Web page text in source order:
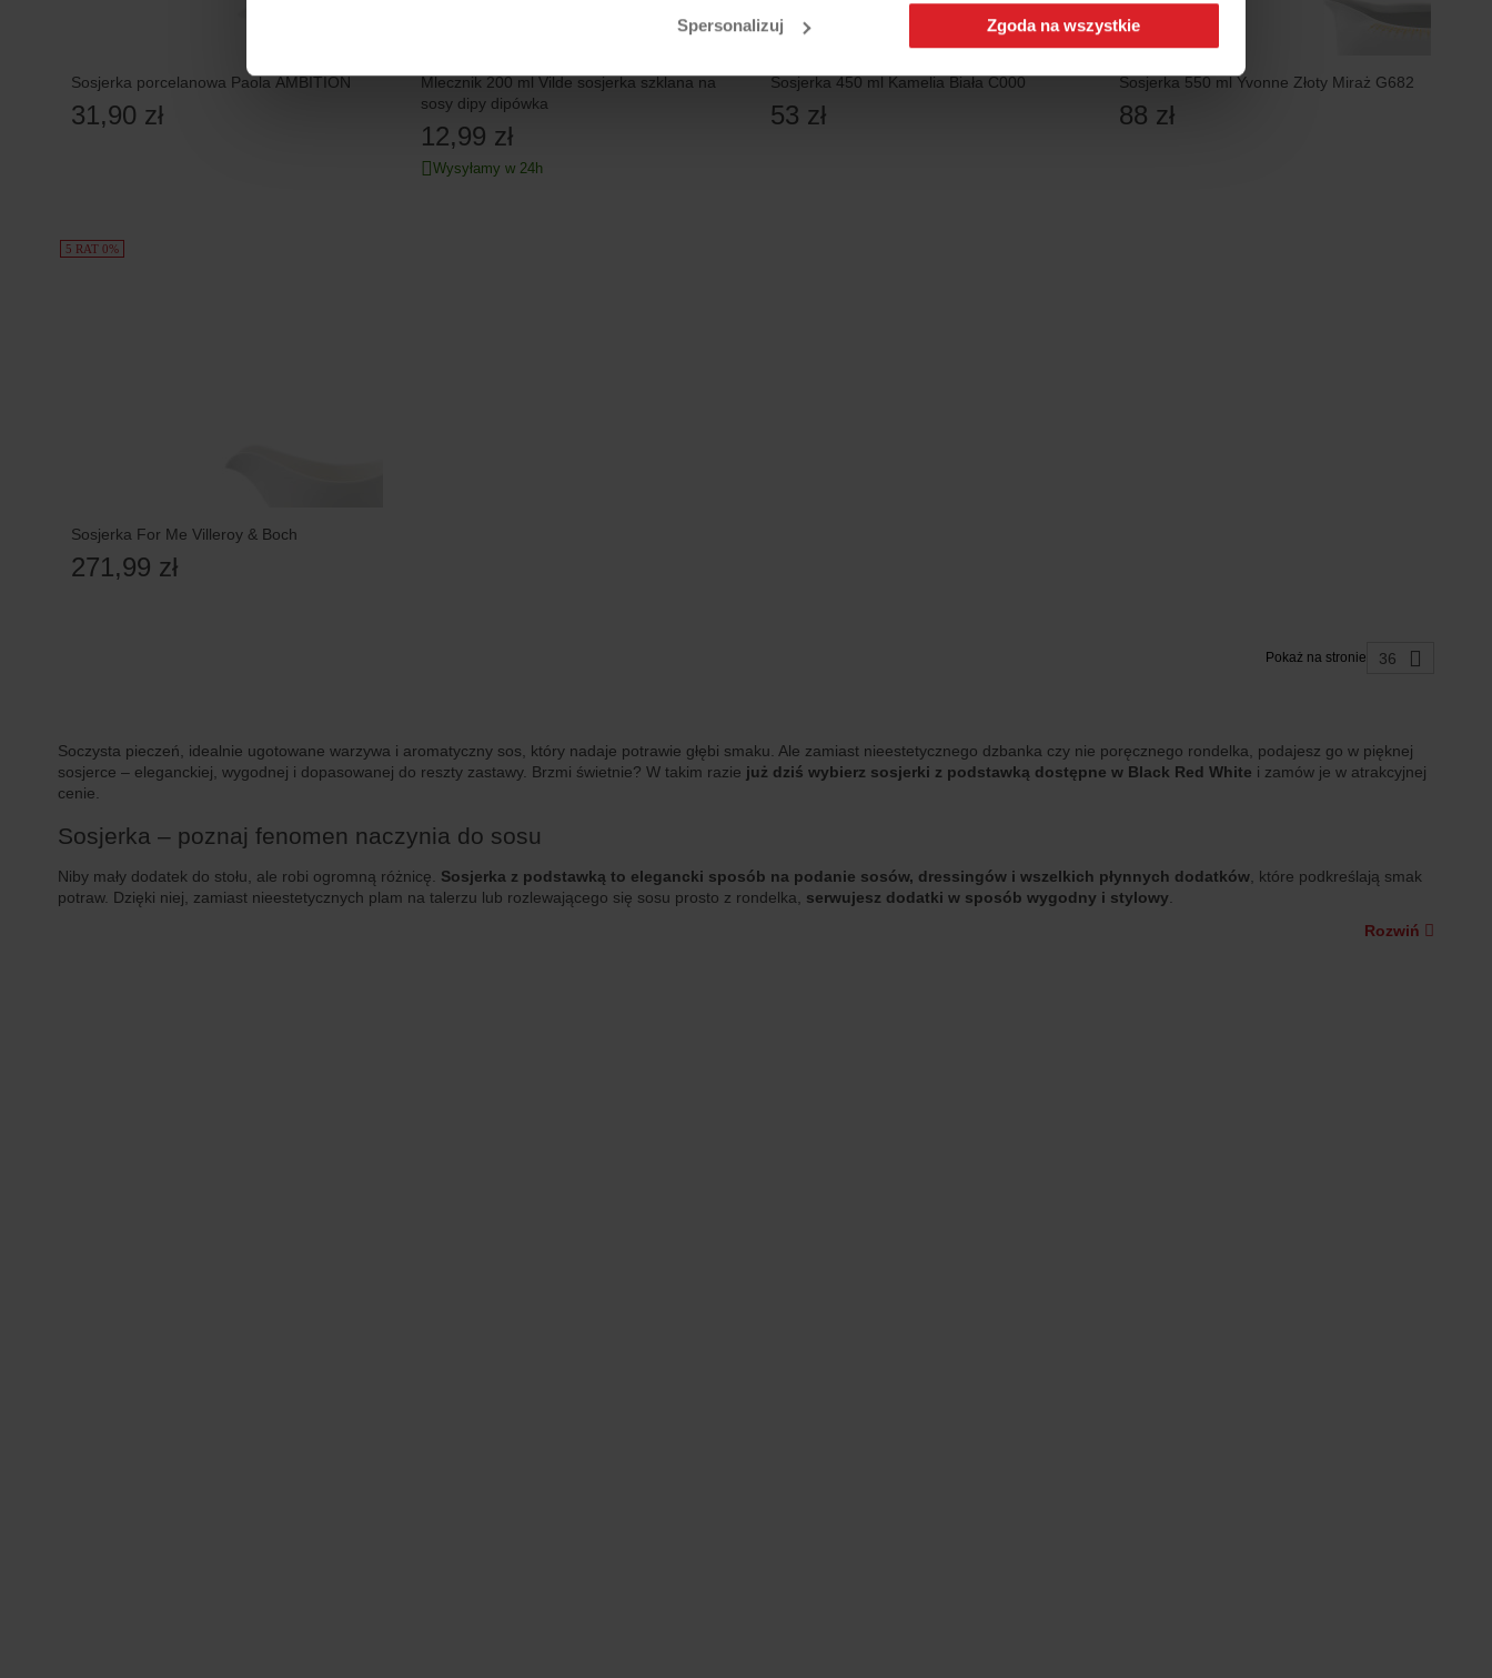
Spersonalizuj Zgoda na wszystkie
Sosjerka porcelanowa Paola AMBITION
31,90 zł
Mlecznik 200 ml Vilde sosjerka szklana na
sosy dipy dipówka
12,99 zł
Wysyłamy w 24h
Sosjerka 450 ml Kamelia Biała C000
53 zł
Sosjerka 550 ml Yvonne Złoty Miraż G682
88 zł
5 RAT 0%
Sosjerka For Me Villeroy & Boch
271,99 zł
Pokaż na stronie 36
Soczysta pieczeń, idealnie ugotowane warzywa i aromatyczny sos, który nadaje potrawie głębi smaku. Ale zamiast nieestetycznego dzbanka czy nie poręcznego rondelka, podajesz go w pięknej
sosjerce – eleganckiej, wygodnej i dopasowanej do reszty zastawy. Brzmi świetnie? W takim razie już dziś wybierz sosjerki z podstawką dostępne w Black Red White i zamów je w atrakcyjnej
cenie.
Sosjerka – poznaj fenomen naczynia do sosu
Niby mały dodatek do stołu, ale robi ogromną różnicę. Sosjerka z podstawką to elegancki sposób na podanie sosów, dressingów i wszelkich płynnych dodatków, które podkreślają smak
potraw. Dzięki niej, zamiast nieestetycznych plam na talerzu lub rozlewającego się sosu prosto z rondelka, serwujesz dodatki w sposób wygodny i stylowy.
Rozwiń